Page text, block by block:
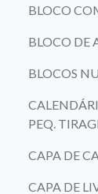
BLOCO
BLOCO DE
BLOCOS
PEQ.
CAPA DE
CAPA DE